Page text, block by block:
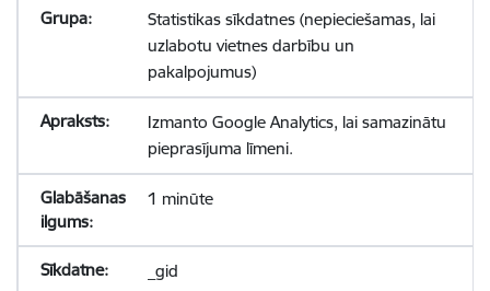
Statistikas sīkdatnes (nepieciešamas, lai
uzlabotu vietnes darbību un
pakalpojumus)
Izmanto Google Analytics, lai samazinātu
pieprasījuma līmeni.
1 minūte
_gid